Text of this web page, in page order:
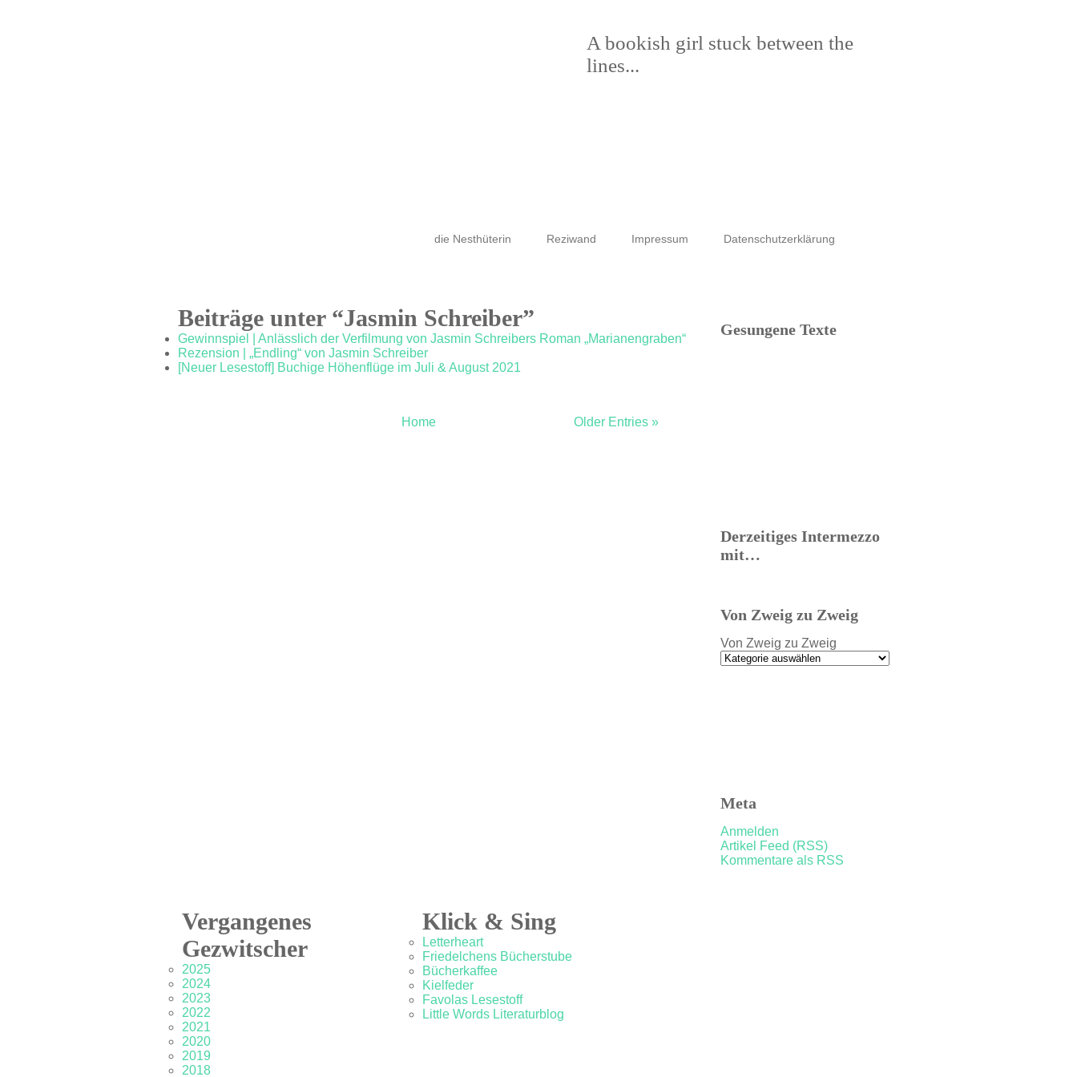
A bookish girl stuck between the
lines...
die Nesthüterin Reziwand Impressum Datenschutzerklärung
Beiträge unter “Jasmin Schreiber”
Gewinnspiel | Anlässlich der Verfilmung von Jasmin Schreibers Roman „Marianengraben“
Rezension | „Endling“ von Jasmin Schreiber
[Neuer Lesestoff] Buchige Höhenflüge im Juli & August 2021
Home Older Entries »
Gesungene Texte
Derzeitiges Intermezzo
mit…
Von Zweig zu Zweig
Von Zweig zu Zweig
Meta
Anmelden
Artikel Feed (RSS)
Kommentare als RSS
Vergangenes
Gezwitscher
2025
2024
2023
2022
2021
2020
2019
2018
Klick & Sing
Letterheart
Friedelchens Bücherstube
Bücherkaffee
Kielfeder
Favolas Lesestoff
Little Words Literaturblog